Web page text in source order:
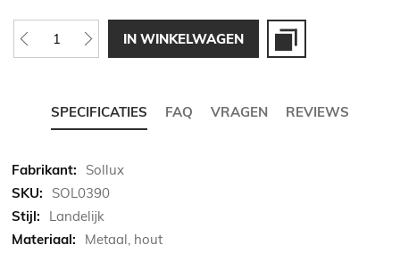
IN WINKELWAGEN
SPECIFICATIES FAQ VRAGEN REVIEWS
Meer
informatie
Sollux
SOL0390
Landelijk
Metaal, hout